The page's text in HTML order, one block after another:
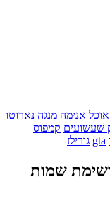
אוכל אנימה מנגה נארוטו
שעשועים קמפוס
gta גורילז
3: נחשפה רשימת שמות